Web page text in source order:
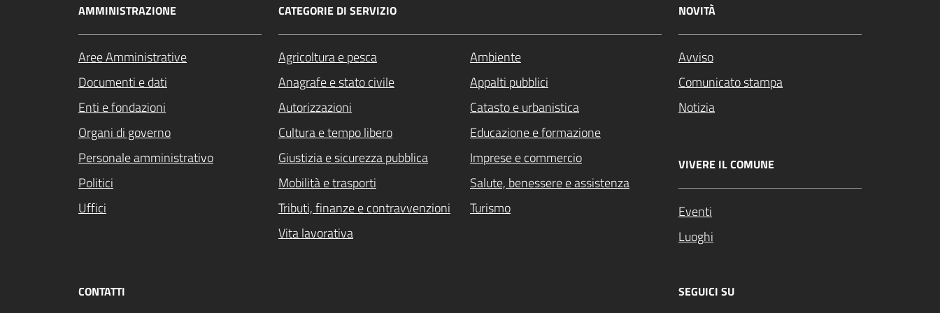
AMMINISTRAZIONE
Aree Amministrative
Documenti e dati
Enti e fondazioni
Organi di governo
Personale amministrativo
Politici
Uffici
CATEGORIE DI SERVIZIO
Agricoltura e pesca
Ambiente
Anagrafe e stato civile
Appalti pubblici
Autorizzazioni
Catasto e urbanistica
Cultura e tempo libero
Educazione e formazione
Giustizia e sicurezza pubblica
Imprese e commercio
Mobilità e trasporti
Salute, benessere e assistenza
Tributi, finanze e contravvenzioni
Turismo
Vita lavorativa
NOVITÀ
Avviso
Comunicato stampa
Notizia
VIVERE IL COMUNE
Eventi
Luoghi
CONTATTI SEGUICI SU